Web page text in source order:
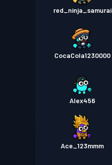
red_ninja_samurai
CocaCola1230000
Alex456
Ace_123mmm